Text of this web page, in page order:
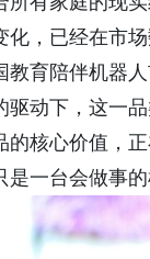
化，已经在市
教育陪伴机器
驱动下，这一
核心价值，正
是一台会做事